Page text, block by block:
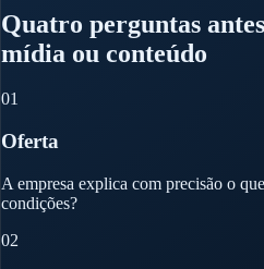
Quatro perguntas
mídia ou conteúdo
01
Oferta
A empresa explica com precisão o
condições?
02